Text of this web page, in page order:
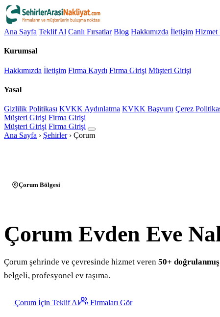
Ana Sayfa Teklif Al Canlı Fırsatlar Blog Hakkımızda İletişim Hizmet
Kurumsal
Hakkımızda İletişim Firma Kaydı Firma Girişi Müşteri Girişi
Yasal
Gizlilik Politikası KVKK Aydınlatma KVKK Başvuru Çerez
Müşteri Girişi Firma Girişi
Müşteri Girişi Firma Girişi
Ana Sayfa › Şehirler › Çorum
Çorum Bölgesi
Çorum Evden Eve
Çorum şehrinde ve çevresinde hizmet veren 50+
belgeli, profesyonel ev taşıma.
Çorum İçin Teklif Al Firmaları Gör